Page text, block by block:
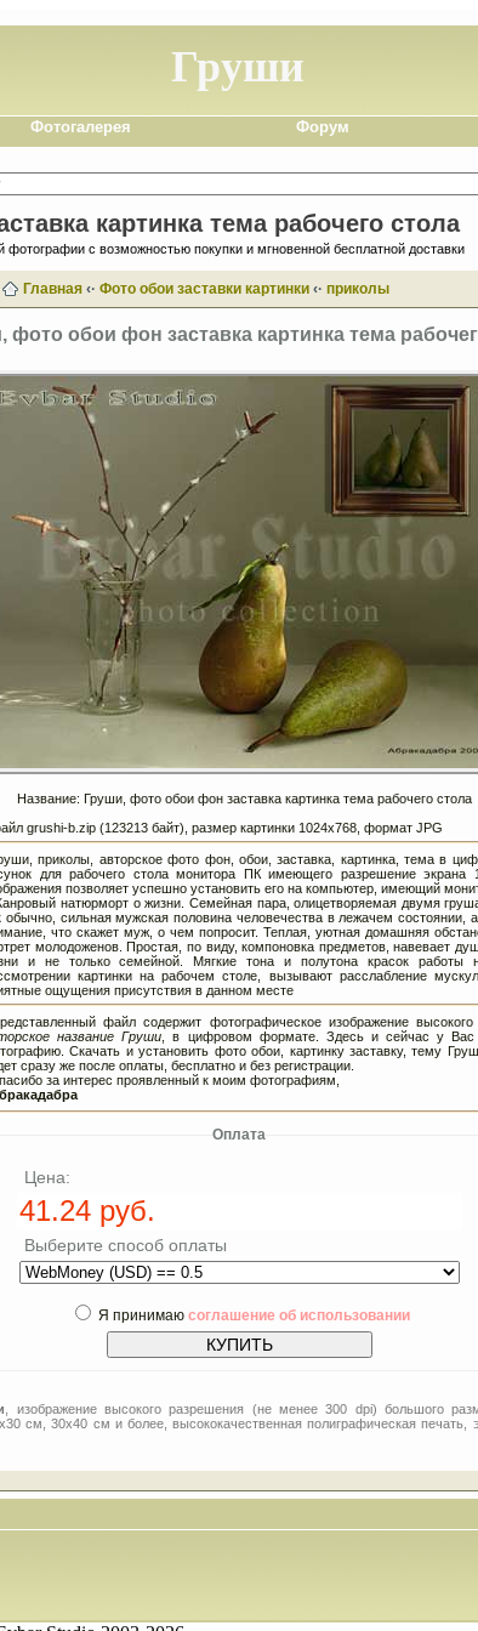
Груши
Фотогалерея Форум
картинка тема рабочего стола
фотографии с возможностью покупки и мгновенной бесплатной доставки
Главная ‹· Фото обои заставки картинки ‹· приколы
фото обои фон заставка картинка тема
Название: Груши, фото обои фон заставка картинка тема рабочего стола
grushi-b.zip (123213 байт), размер картинки 1024х768, формат JPG
приколы, авторское фото фон, обои, заставка, картинка, тема в
для рабочего стола монитора ПК имеющего разрешение экрана
позволяет успешно установить его на компьютер, имеющий
натюрморт о жизни. Семейная пара, олицетворяемая двумя
обычно, сильная мужская половина человечества в лежачем состоянии,
что скажет муж, о чем попросит. Теплая, уютная домашняя
молодоженов. Простая, по виду, компоновка предметов, навевает
и не только семейной. Мягкие тона и полутона красок работы
картинки на рабочем столе, вызывают расслабление
ощущения присутствия в данном месте
файл содержит фотографическое изображение высокого
название Груши , в цифровом формате. Здесь и сейчас у Вас
Скачать и установить фото обои, картинку заставку, тему
сразу же после оплаты, бесплатно и без регистрации.
за интерес проявленный к моим фотографиям,
Оплата
Цена:
Выберите способ оплаты
Я принимаю соглашение об использовании
, изображение высокого разрешения (не менее 300 dpi) большого
см, 30x40 см и более, высококачественная полиграфическая печать,